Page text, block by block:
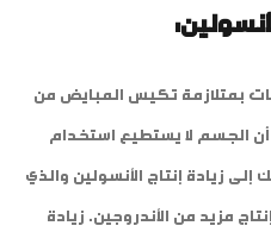
بمتلازمة تكيس المبايض من
الجسم لا يستطيع استخدام
زيادة إنتاج الأنسولين والذي
مزيد من الأندروجين. زيادة